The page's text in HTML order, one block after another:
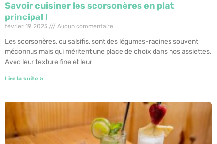
Savoir cuisiner les scorsonères en plat
principal !
février 19, 2025 Aucun commentaire
Les scorsonères, ou salsifis, sont des légumes-racines souvent
méconnus mais qui méritent une place de choix dans nos assiettes.
Avec leur texture fine et leur
Lire la suite »